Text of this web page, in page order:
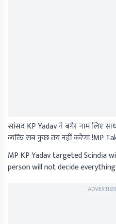
सांसद KP Yadav ने बगैर नाम लिए
व्यक्ति सब कुछ तय नहीं करेगा !MP
MP KP Yadav targeted Scindia
person will not decide